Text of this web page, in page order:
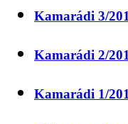
Kamarádi 3/
Kamarádi 2/
Kamarádi 1/